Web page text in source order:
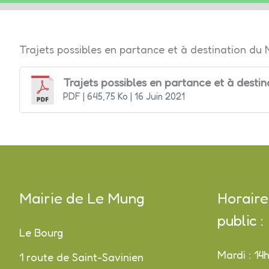
Trajets possibles en partance et à destination du
Trajets possibles en partance et à
PDF| 645,75 Ko | 16 Juin 2021
Mairie de Le Mung
Le Bourg
1 route de Saint-Savinien
public :
Mardi :